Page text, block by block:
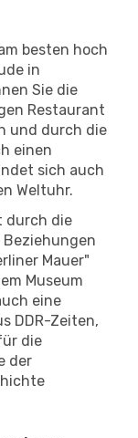
besten hoch
in
Sie die
Restaurant
und durch die
einen
sich auch
Weltuhr.
durch die
Mauer"
Museum
eine
DDR-Zeiten,
die
der